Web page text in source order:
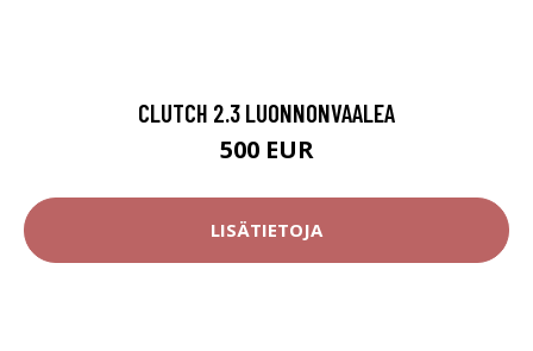
CLUTCH 2.3 LUONNONVAALEA
500 EUR
LISÄTIETOJA